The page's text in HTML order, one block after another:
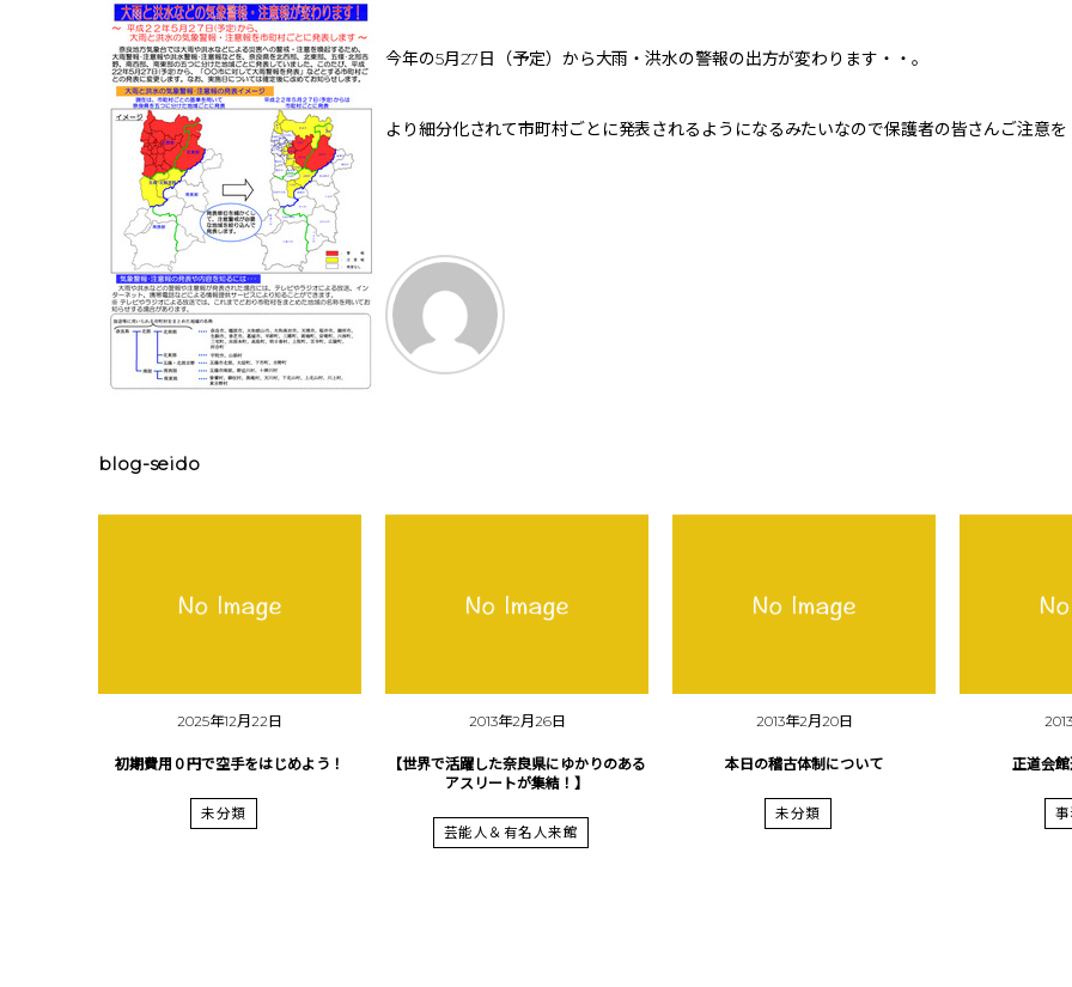
今年の5月27日（予定）から大雨・洪水の警報の出方が変わります・・。
より細分化されて市町村ごとに発表されるようになるみたいなので保護者の皆さんご注意を
blog-seido
2025年12月22日
初期費用０円で空手をはじめよう！
未分類
2013年2月26日
【世界で活躍した奈良県にゆかりのある
アスリートが集結！】
芸能人＆有名人来館
2013年2月20日
本日の稽古体制について
未分類
正道会